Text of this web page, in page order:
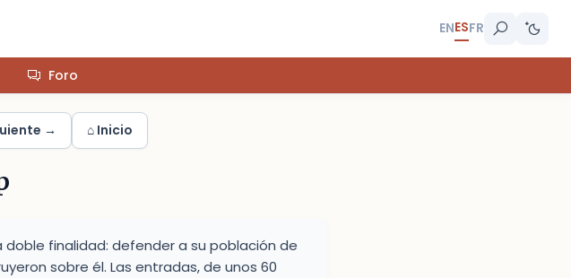
ENESFR
Foro
→ ⌂ Inicio
finalidad: defender a su población de
sobre él. Las entradas, de unos 60